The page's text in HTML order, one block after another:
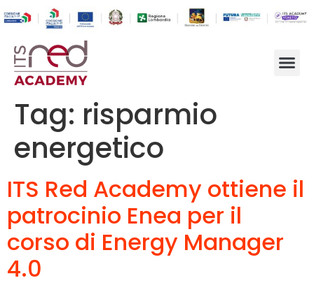
Tag: risparmio
energetico
ITS Red Academy ottiene il
patrocinio Enea per il
corso di Energy Manager
4.0